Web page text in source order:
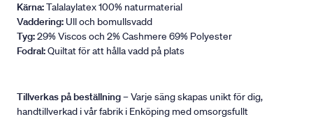
Kärna:Talalaylatex 100% naturmaterial
Vaddering: Ull och bomullsvadd
Tyg:29% Viscos och 2% Cashmere 69% Polyester
Fodral:Quiltat för att hålla vadd på plats
Tillverkas på beställning– Varje säng skapas unikt för dig,
handtillverkad i vår fabrik i Enköping med omsorgsfullt